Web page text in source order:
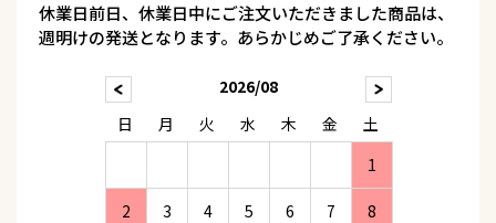
休業日前日、休業日中にご注文いただきました商品は、
週明けの発送となります。あらかじめご了承ください。
2026/08
日
月 火 水 木 金
土
1
2 3 4 5 6 7 8